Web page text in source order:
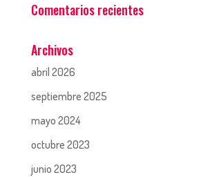
Comentarios recientes
Archivos
abril 2026
septiembre 2025
mayo 2024
octubre 2023
junio 2023